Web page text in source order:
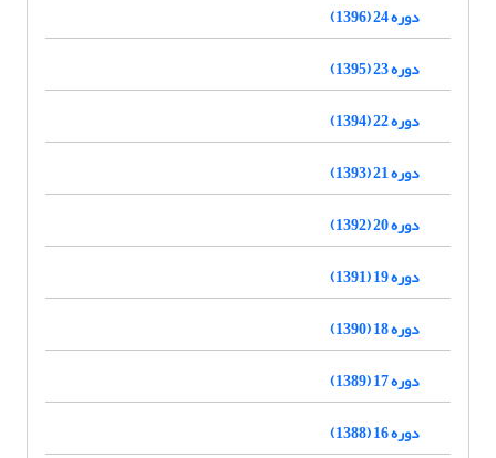
دوره 24 (1396)
دوره 23 (1395)
دوره 22 (1394)
دوره 21 (1393)
دوره 20 (1392)
دوره 19 (1391)
دوره 18 (1390)
دوره 17 (1389)
دوره 16 (1388)